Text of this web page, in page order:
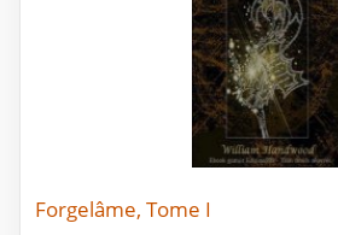
Forgelâme, Tome I